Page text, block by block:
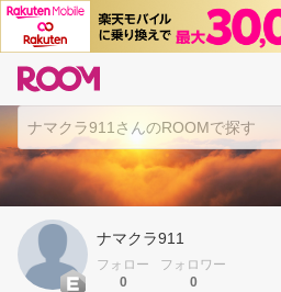
ナマクラ911
フォロー
0
フォロワー
0